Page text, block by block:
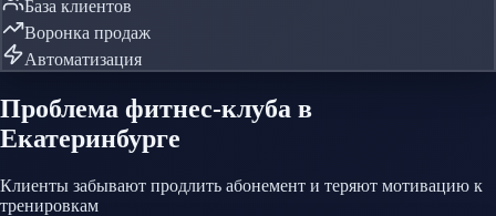
База клиентов
Воронка продаж
Автоматизация
Проблема фитнес-клуба в
Екатеринбурге
Клиенты забывают продлить абонемент и теряют мотивацию к
тренировкам